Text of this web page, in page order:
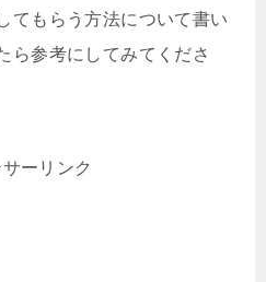
てもらう方法について書い
ら参考にしてみてくださ
ーリンク